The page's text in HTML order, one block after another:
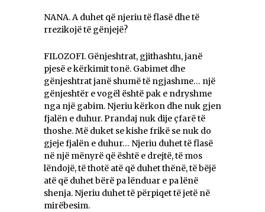
NANA. A duhet që njeriu të flasë dhe të
rrezikojë të gënjejë?
FILOZOFI. Gënjeshtrat, gjithashtu, janë
pjesë e kërkimit tonë. Gabimet dhe
gënjeshtrat janë shumë të ngjashme… një
gënjeshtër e vogël është pak e ndryshme
nga një gabim. Njeriu kërkon dhe nuk gjen
fjalën e duhur. Prandaj nuk dije çfarë të
thoshe. Më duket se kishe frikë se nuk do
gjeje fjalën e duhur… Njeriu duhet të flasë
në një mënyrë që është e drejtë, të mos
lëndojë, të thotë atë që duhet thënë, të bëjë
atë që duhet bërë pa lënduar e pa lënë
shenja. Njeriu duhet të përpiqet të jetë në
mirëbesim.